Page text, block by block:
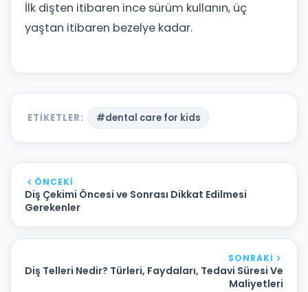
İlk dişten itibaren ince sürüm kullanın, üç
yaştan itibaren bezelye kadar.
ETIKETLER: #dental care for kids
ÖNCEKI
Diş Çekimi Öncesi ve Sonrası Dikkat Edilmesi
Gerekenler
SONRAKI
Diş Telleri Nedir? Türleri, Faydaları, Tedavi Süresi Ve
Maliyetleri